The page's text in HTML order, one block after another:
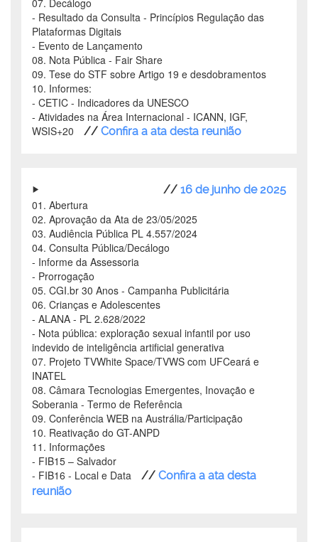
07. Decálogo
- Resultado da Consulta - Princípios Regulação das
Plataformas Digitais
- Evento de Lançamento
08. Nota Pública - Fair Share
09. Tese do STF sobre Artigo 19 e desdobramentos
10. Informes:
- CETIC - Indicadores da UNESCO
- Atividades na Área Internacional - ICANN, IGF,
WSIS+20
// Confira a ata desta reunião
// 16 de junho de 2025
01. Abertura
02. Aprovação da Ata de 23/05/2025
03. Audiência Pública PL 4.557/2024
04. Consulta Pública/Decálogo
- Informe da Assessoria
- Prorrogação
05. CGI.br 30 Anos - Campanha Publicitária
06. Crianças e Adolescentes
- ALANA - PL 2.628/2022
- Nota pública: exploração sexual infantil por uso
indevido de inteligência artificial generativa
07. Projeto TVWhite Space/TVWS com UFCeará e
INATEL
08. Câmara Tecnologias Emergentes, Inovação e
Soberania - Termo de Referência
09. Conferência WEB na Austrália/Participação
10. Reativação do GT-ANPD
11. Informações
- FIB15 – Salvador
- FIB16 - Local e Data
// Confira a ata desta
reunião